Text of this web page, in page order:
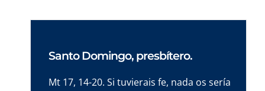
Santo Domingo, presbítero.
Mt 17, 14-20. Si tuvierais fe, nada os sería